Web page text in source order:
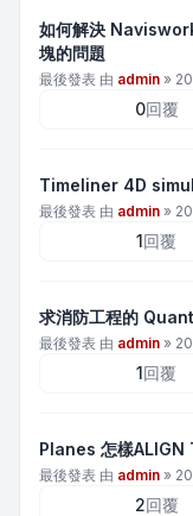
如何解決
塊的問題
最後發表 由 admin »
0回覆
Timeliner 4D
最後發表 由 admin »
1回覆
求消防工程的
最後發表 由 admin »
1回覆
Planes 怎樣ALIGN
最後發表 由 admin »
2回覆